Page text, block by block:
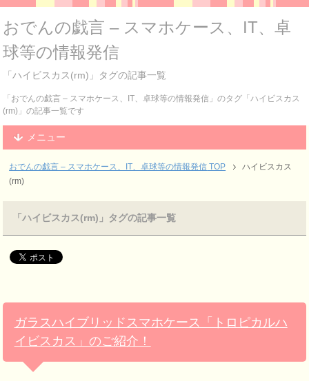
おでんの戯言 – スマホケース、IT、卓
球等の情報発信
「ハイビスカス(rm)」タグの記事一覧
「おでんの戯言 – スマホケース、IT、卓球等の情報発信」のタグ「ハイビスカス
(rm)」の記事一覧です
メニュー
おでんの戯言 – スマホケース、IT、卓球等の情報発信 TOP
ハイビスカス
(rm)
「ハイビスカス(rm)」タグの記事一覧
ガラスハイブリッドスマホケース「トロピカルハ
イビスカス」のご紹介！